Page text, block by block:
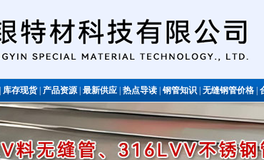
库存现货|产品资源|最新供应|热点导读钢管知识无缝钢管价格